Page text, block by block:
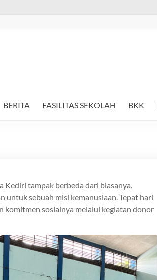
BERITA FASILITAS SEKOLAH BKK
Kediri tampak berbeda dari biasanya.
untuk sebuah misi kemanusiaan. Tepat hari
komitmen sosialnya melalui kegiatan donor